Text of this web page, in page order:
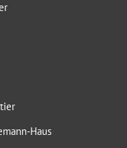
Haus